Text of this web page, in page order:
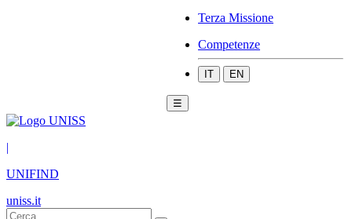
Terza Missione
Competenze
IT EN
☰
|
UNIFIND
uniss.it